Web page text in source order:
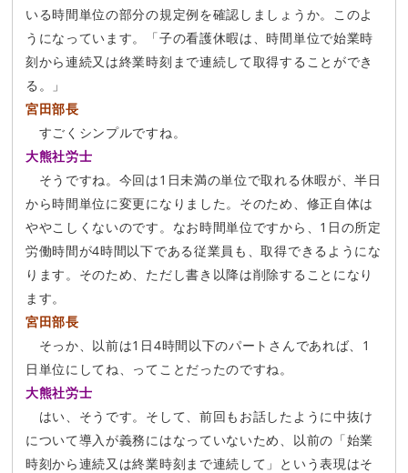
いる時間単位の部分の規定例を確認しましょうか。このよ
うになっています。「子の看護休暇は、時間単位で始業時
刻から連続又は終業時刻まで連続して取得することができ
る。」
宮田部長
すごくシンプルですね。
大熊社労士
そうですね。今回は1日未満の単位で取れる休暇が、半日
から時間単位に変更になりました。そのため、修正自体は
ややこしくないのです。なお時間単位ですから、1日の所定
労働時間が4時間以下である従業員も、取得できるようにな
ります。そのため、ただし書き以降は削除することになり
ます。
宮田部長
そっか、以前は1日4時間以下のパートさんであれば、1
日単位にしてね、ってことだったのですね。
大熊社労士
はい、そうです。そして、前回もお話したように中抜け
について導入が義務にはなっていないため、以前の「始業
時刻から連続又は終業時刻まで連続して」という表現はそ